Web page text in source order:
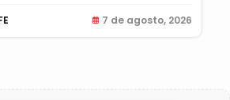
7 de agosto, 2026